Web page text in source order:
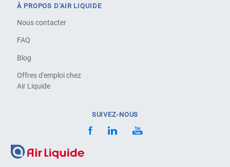
À PROPOS D'AIR LIQUIDE
Nous contacter
FAQ
Blog
Offres d'emploi chez
Air Liquide
SUIVEZ-NOUS